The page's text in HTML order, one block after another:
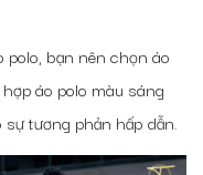
polo, bạn nên chọn áo
áo polo màu sáng
tương phản hấp dẫn.